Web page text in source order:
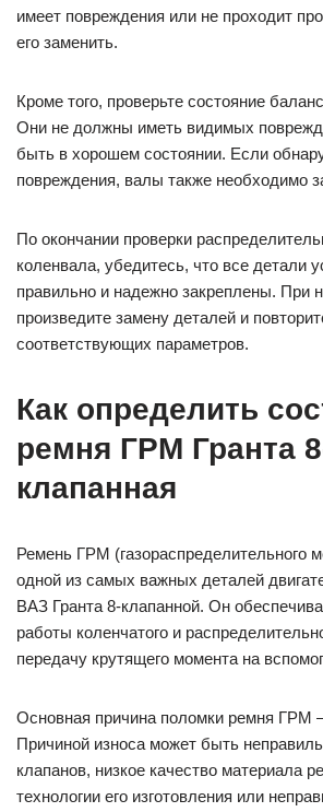
имеет повреждения или не проходит
его заменить.
Кроме того, проверьте состояние
Они не должны иметь видимых
быть в хорошем состоянии. Если
повреждения, валы также необходимо
По окончании проверки
коленвала, убедитесь, что все детали
правильно и надежно закреплены. При
произведите замену деталей и
соответствующих параметров.
Как определить
ремня ГРМ Гранта
клапанная
Ремень ГРМ (газораспределительного
одной из самых важных деталей
ВАЗ Гранта 8-клапанной. Он
работы коленчатого и
передачу крутящего момента на
Основная причина поломки ремня ГРМ
Причиной износа может быть
клапанов, низкое качество материала
технологии его изготовления или